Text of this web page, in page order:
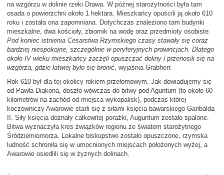
na wzgórzu w dolinie rzeki Drawa. W późnej starożytności była tam
osada o powierzchni około 1 hektara. Mieszkańcy opuścili ją około 610
roku i została ona zapomniana. Dotychczas znaleziono tam budynki
mieszkalne, dwa kościoły, zbiornik na wodę oraz przedmioty osobiste.
Pod koniec istnienia Cesarstwa Rzymskiego czasy stawały się coraz
bardziej niespokojne, szczególnie w peryferyjnych prowincjach. Dlatego
około IV wieku mieszkańcy zaczęli opuszczać doliny i przenosili się na
wzgórza, gdzie łatwiej było się bronić, wyjaśnia Grabherr.
Rok 610 był dla tej okolicy rokiem przełomowym. Jak dowiadujemy się
od Pawła Diakona, doszło wówczas do bitwy pod Aguntum (to około 60
kilometrów na zachód od miejsca wykopalisk), podczas której
koczowniczy Awarowie starli się z siłami księcia bawarskiego Garibalda
II. Siły księcia doznały całkowitej porażki, Auguntum zostało spalone.
Bitwa wyznaczyła kres związków regionu ze światem starożytnego
Śródziemiomorza. Lokalne biskupstwo zostało opuszczone, rzymska
ludność schroniła się w umocnionych miejscach położonych wyżej, a
Awarowie osiedlili się w żyznych dolinach.